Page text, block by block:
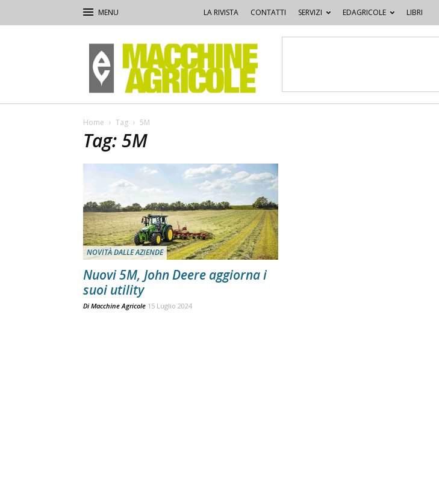
LA RIVISTA CONTATTI SERVIZI EDAGRICOLE LIBRI
Macchine
Agricole
Home Tag 5M
Tag: 5M
NOVITÀ DALLE AZIENDE
Nuovi 5M, John Deere aggiorna i
suoi utility
Di Macchine Agricole 15 Luglio 2024